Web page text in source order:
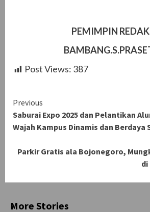
PEMIMPIN
Post Views: 387
Continue
Reading
Previous
Saburai Expo 2025 dan Pelantikan
Wajah Kampus Dinamis dan Berdaya
Parkir Gratis ala Bojonegoro,
di
More Stories